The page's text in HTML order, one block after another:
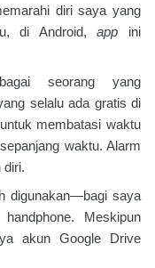
diri saya yang
di Android,app ini
seorang yang
selalu ada gratis di
membatasi waktu
waktu. Alarm
diri.
digunakan—bagi saya
Meskipun
akun Google Drive